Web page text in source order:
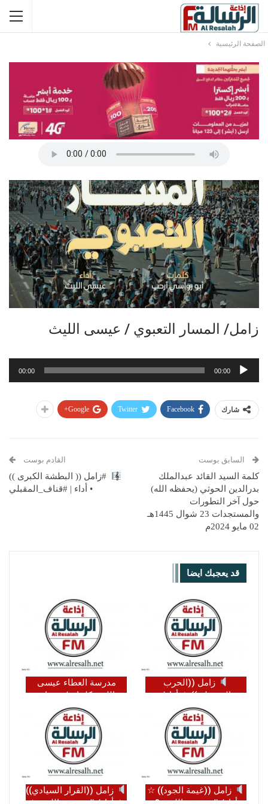
الصفحة الرئيسية
زامل/ المسار التعبوي / عيسى الليث
مشغل
00:00
00:00
شارك Facebook
Twitter
Google+
السابق بوست
كلمة السيد القائد عبدالملك
بدرالدين الحوثي (يحفظه الله)
حول آخر التطورات
والمستجدات 23 شوال 1445هـ
02 مايو 2024م
القادم بوست
#زامل (( البطشة الكبرى ))
• أداء | #قناف_المقبلي
قد يعجبك ايضا
زامل ((الحرب
المفصلية)) ☆ أداء/
#عيسى الليث ☆ كلمات/
#ردفان_الرقيمي
مدرسة العطاء عيسى
الليث كلمات/ نشوان
الغولي ضيف الله سلمان
صالح الاحمدي أبو رواسي…
زامل ((غيمة الجود)) ☆
زامل ((القرار السيادي))